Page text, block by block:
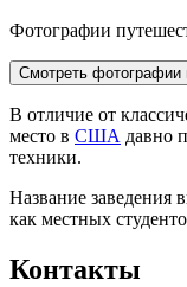
Фотографии
Смотреть фотографии
В отличие от
место в США давно
техники.
Название заведения
как местных
Контакты